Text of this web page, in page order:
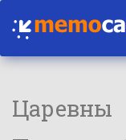
Царевны